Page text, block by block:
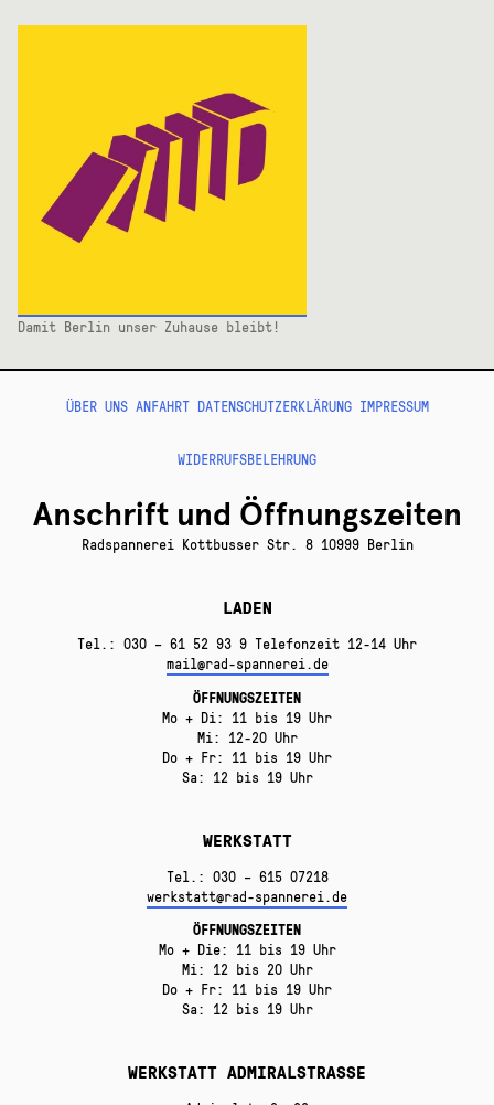
Damit Berlin unser Zuhause bleibt!
ÜBER UNS ANFAHRT DATENSCHUTZERKLÄRUNG IMPRESSUM
WIDERRUFSBELEHRUNG
Anschrift und Öffnungszeiten
Radspannerei Kottbusser Str. 8 10999 Berlin
LADEN
Tel.: 030 – 61 52 93 9 Telefonzeit 12-14 Uhr
mail@rad-spannerei.de
ÖFFNUNGSZEITEN
Mo + Di: 11 bis 19 Uhr
Mi: 12-20 Uhr
Do + Fr: 11 bis 19 Uhr
Sa: 12 bis 19 Uhr
WERKSTATT
Tel.: 030 – 615 07218
werkstatt@rad-spannerei.de
ÖFFNUNGSZEITEN
Mo + Die: 11 bis 19 Uhr
Mi: 12 bis 20 Uhr
Do + Fr: 11 bis 19 Uhr
Sa: 12 bis 19 Uhr
WERKSTATT ADMIRALSTRASSE